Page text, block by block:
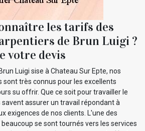
les tarifs des
de Brun Luigi ?
votre devis
Luigi sise à Chateau Sur Epte, nos
très connus pour les excellents
su offrir. Que ce soit pour travailler le
assurer un travail répondant à
exigences de nos clients. L'une des
se sont tournés vers les services